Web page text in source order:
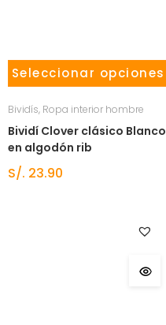
Seleccionar opciones
Bividís, Ropa interior hombre
Bividí Clover clásico Blanco
en algodón rib
S/. 23.90